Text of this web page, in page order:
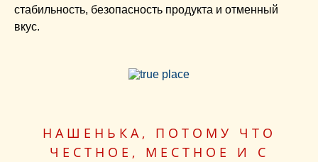
стабильность, безопасность продукта и отменный
вкус.
НАШЕНЬКА, ПОТОМУ ЧТО
ЧЕСТНОЕ, МЕСТНОЕ И С